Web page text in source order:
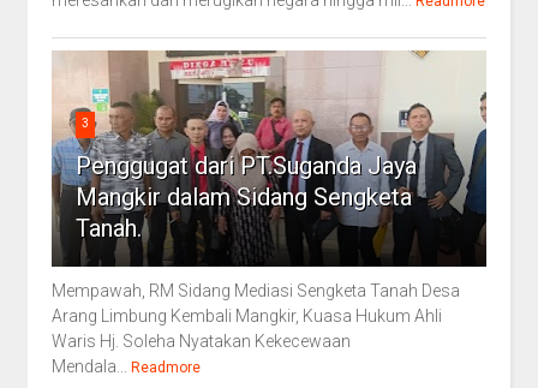
3
Penggugat dari PT.Suganda Jaya
Mangkir dalam Sidang Sengketa
Tanah.
Mempawah, RM Sidang Mediasi Sengketa Tanah Desa
Arang Limbung Kembali Mangkir, Kuasa Hukum Ahli
Waris Hj. Soleha Nyatakan Kekecewaan
Mendala...
Readmore